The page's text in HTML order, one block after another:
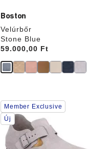
Boston
Velúrbőr
Stone Blue
Price:
59.000,00 Ft
A
színpalettával
való
interakció
frissíti
Member Exclusive
Új